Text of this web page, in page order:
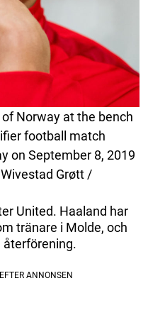
Norway at the bench
football match
on September 8, 2019
Grøtt /
United. Haaland har
tränare i Molde, och
återförening.